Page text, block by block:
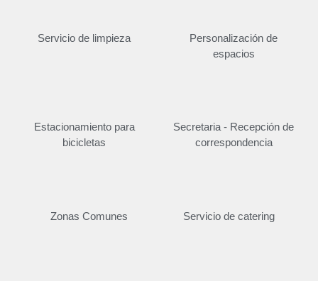
Servicio de limpieza
Personalización de
espacios
Estacionamiento para
bicicletas
Secretaria - Recepción de
correspondencia
Zonas Comunes Servicio de catering